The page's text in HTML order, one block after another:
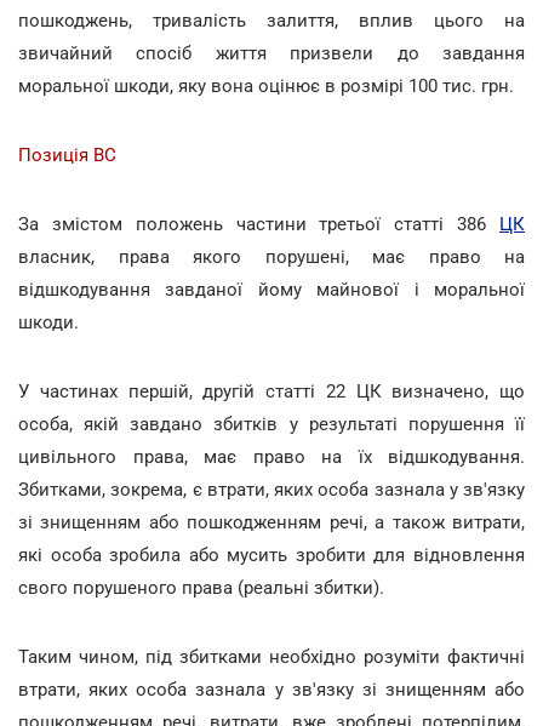
пошкоджень, тривалість залиття, вплив цього на
звичайний спосіб життя призвели до завдання
моральної шкоди, яку вона оцінює в розмірі 100 тис. грн.
Позиція ВС
За змістом положень частини третьої статті 386 ЦК
власник, права якого порушені, має право на
відшкодування завданої йому майнової і моральної
шкоди.
У частинах першій, другій статті 22 ЦК визначено, що
особа, якій завдано збитків у результаті порушення її
цивільного права, має право на їх відшкодування.
Збитками, зокрема, є втрати, яких особа зазнала у зв'язку
зі знищенням або пошкодженням речі, а також витрати,
які особа зробила або мусить зробити для відновлення
свого порушеного права (реальні збитки).
Таким чином, під збитками необхідно розуміти фактичні
втрати, яких особа зазнала у зв'язку зі знищенням або